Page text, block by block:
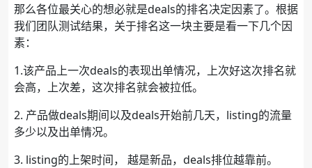
那么各位最关心的想必就是deals的排名决定因素了。根据
我们团队测试结果，关于排名这一块主要是看一下几个因
素：
1.该产品上一次deals的表现出单情况，上次好这次排名就
会高，上次差，这次排名就会被拉低。
2. 产品做deals期间以及deals开始前几天，listing的流量
多少以及出单情况。
3. listing的上架时间， 越是新品，deals排位越靠前。